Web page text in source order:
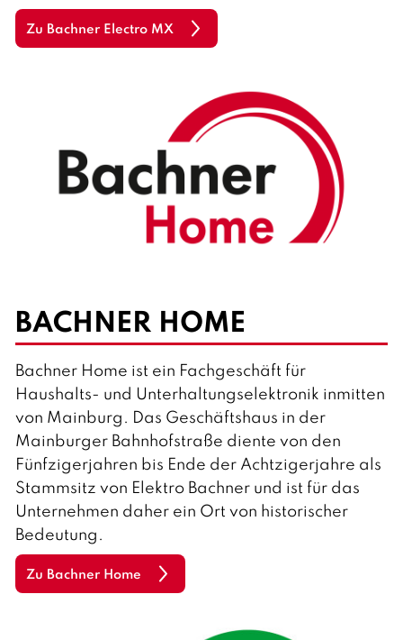
Zu Bachner Electro MX
BACHNER HOME
Bachner Home ist ein Fachgeschäft für
Haushalts- und Unterhaltungselektronik inmitten
von Mainburg. Das Geschäftshaus in der
Mainburger Bahnhofstraße diente von den
Fünfzigerjahren bis Ende der Achtzigerjahre als
Stammsitz von Elektro Bachner und ist für das
Unternehmen daher ein Ort von historischer
Bedeutung.
Zu Bachner Home